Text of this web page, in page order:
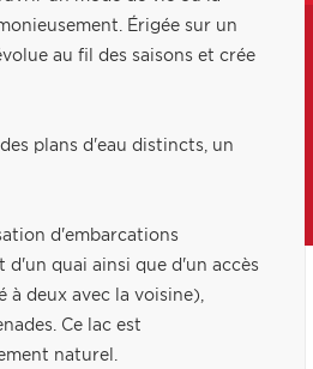
Érigée sur un
au fil des saisons et crée
plans d'eau distincts, un
d'embarcations
d'un quai ainsi que d'un accès
à deux avec la voisine),
Ce lac est
naturel.